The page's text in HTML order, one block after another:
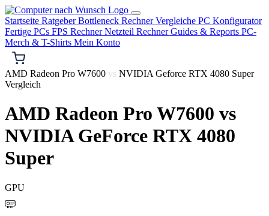
Startseite RatgeberBottleneck RechnerVergleiche PC Konfigurator
Fertige PCs FPS RechnerNetzteil RechnerGuides & Reports PC-
Merch & T-Shirts Mein Konto
AMD Radeon Pro W7600 vs NVIDIA Geforce RTX 4080 Super
Vergleich
AMD Radeon Pro W7600 vs
NVIDIA GeForce RTX 4080
Super
GPU